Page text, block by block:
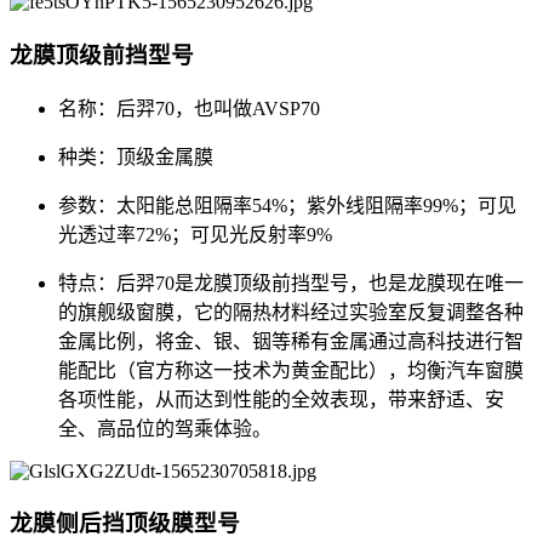
龙膜顶级前挡型号
名称：后羿70，也叫做AVSP70
种类：顶级金属膜
参数：太阳能总阻隔率54%；紫外线阻隔率99%；可见
光透过率72%；可见光反射率9%
特点：后羿70是龙膜顶级前挡型号，也是龙膜现在唯一
的旗舰级窗膜，它的隔热材料经过实验室反复调整各种
金属比例，将金、银、铟等稀有金属通过高科技进行智
能配比（官方称这一技术为黄金配比），均衡汽车窗膜
各项性能，从而达到性能的全效表现，带来舒适、安
全、高品位的驾乘体验。
龙膜侧后挡顶级膜型号